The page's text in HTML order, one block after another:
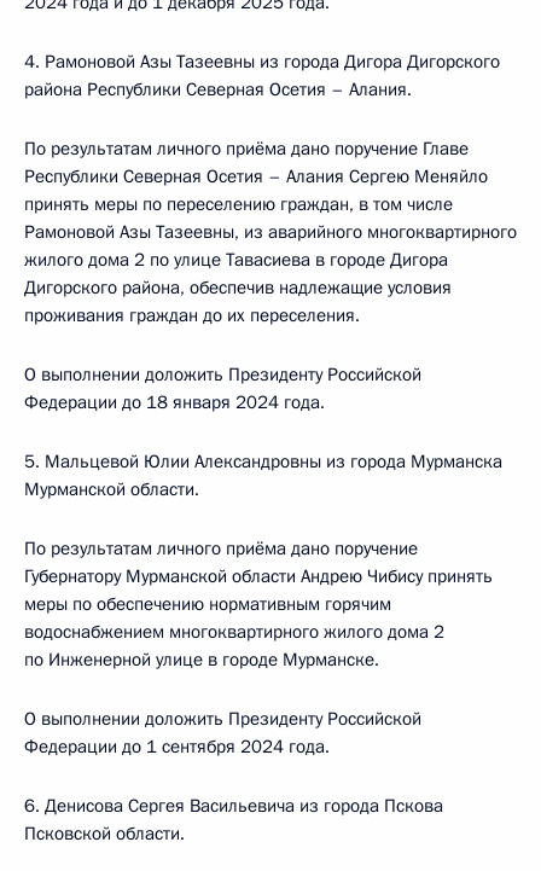
4. Рамоновой Азы Тазеевны из города Дигора Дигорского
района Республики Северная Осетия – Алания.
По результатам личного приёма дано поручение Главе
Республики Северная Осетия – Алания Сергею Меняйло
принять меры по переселению граждан, в том числе
Рамоновой Азы Тазеевны, из аварийного многоквартирного
жилого дома 2 по улице Тавасиева в городе Дигора
Дигорского района, обеспечив надлежащие условия
проживания граждан до их переселения.
О выполнении доложить Президенту Российской
Федерации до 18 января 2024 года.
5. Мальцевой Юлии Александровны из города Мурманска
Мурманской области.
По результатам личного приёма дано поручение
Губернатору Мурманской области Андрею Чибису принять
меры по обеспечению нормативным горячим
водоснабжением многоквартирного жилого дома 2
по Инженерной улице в городе Мурманске.
О выполнении доложить Президенту Российской
Федерации до 1 сентября 2024 года.
6. Денисова Сергея Васильевича из города Пскова
Псковской области.